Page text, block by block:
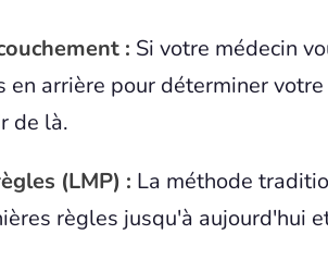
: Si votre médecin
en arrière pour déterminer
de là.
(LMP) : La méthode
règles jusqu'à aujourd'hui